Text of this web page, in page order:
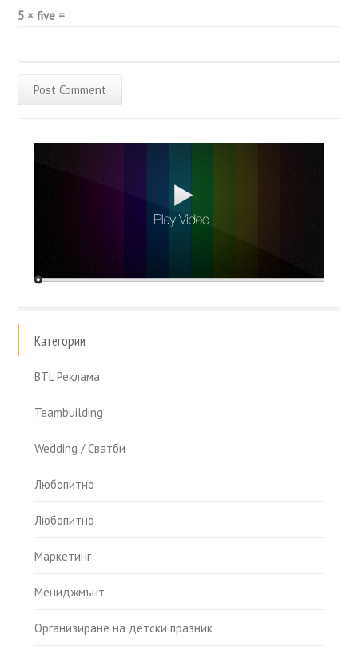
5 × five =
Категории
BTL Реклама
Teambuilding
Wedding / Сватби
Любопитно
Любопитно
Маркетинг
Мениджмънт
Организиране на детски празник